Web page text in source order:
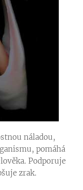
náladou,
pomáhá
Podporuje
zrak.